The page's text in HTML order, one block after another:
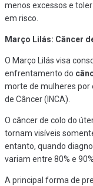
menos excessos e
em risco.
Março Lilás: Câncer
O Março Lilás visa
enfrentamento do
morte de mulheres por
de Câncer (INCA).
O câncer de colo do
tornam visíveis
entanto, quando
variam entre 80% e 90%.
A principal forma de